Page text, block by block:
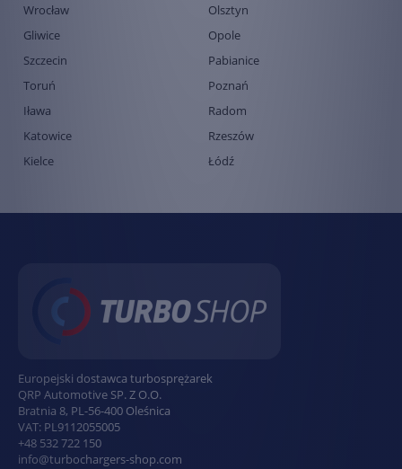
Wrocław
Gliwice
Szczecin
Toruń
Iława
Katowice
Kielce
Olsztyn
Opole
Pabianice
Poznań
Radom
Rzeszów
Łódź
Europejski dostawca turbosprężarek
QRP Automotive SP. Z O.O.
Bratnia 8, PL-56-400 Oleśnica
VAT: PL9112055005
+48 532 722 150
info@turbochargers-shop.com